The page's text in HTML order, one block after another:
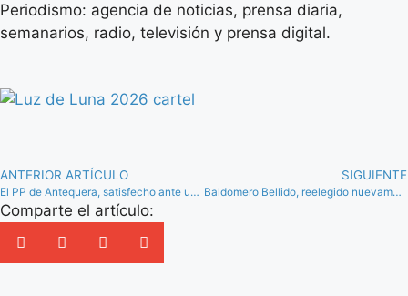
Periodismo: agencia de noticias, prensa diaria,
semanarios, radio, televisión y prensa digital.
ANTERIOR ARTÍCULO
El PP de Antequera, satisfecho ante una campaña con “respeto escrupuloso a las normas”
SIGUIENTE
Baldomero Bellido, reelegido nuevamente como presidente de Asaja Málaga
Comparte el artículo: